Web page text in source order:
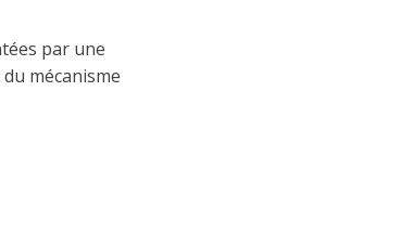
par une
mécanisme